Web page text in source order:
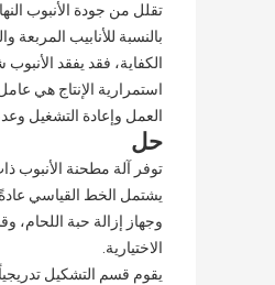
تقلل من جودة الأنبوب
بالنسبة للأنابيب
الكفاية، فقد يفقد الأنبوب
استمرارية الإنتاج هي
العمل وإعادة التشغيل
حل
توفر آلة مطحنة الأنبوب ذات المقطع العالي السرعة 90 م / دقيقة حلاً
يشتمل الخط القياسي عادةً
وجهاز إزالة حبة اللحام،
الاختيارية.
يقوم قسم التشكيل